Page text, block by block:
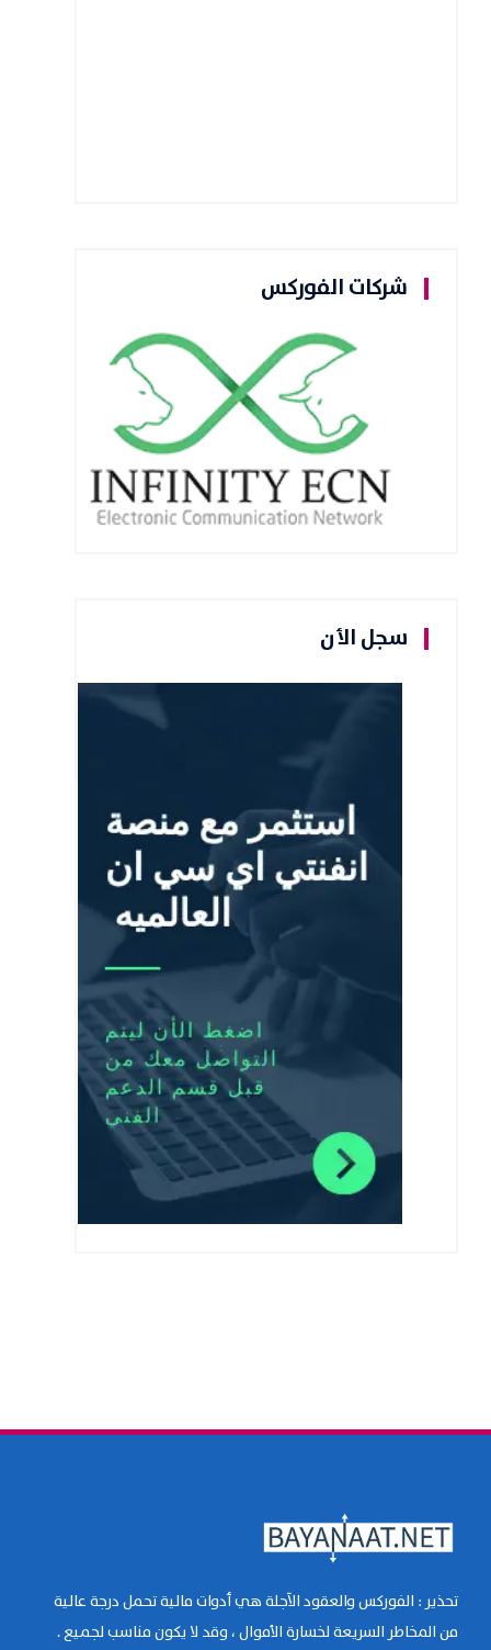
شركات الفوركس
سجل الأن
تحذير : الفوركس والعقود الآجلة هي أدوات مالية تحمل درجة عالية
من المخاطر السريعة لخسارة الأموال ، وقد لا يكون مناسب لجميع .